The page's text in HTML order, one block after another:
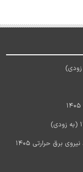
آخرین اخبار استخدام شرکت مادر تخصصی تولید نیروی برق حرارتی 1405